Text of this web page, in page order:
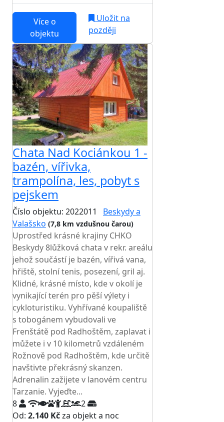
Více o
objektu
Uložit na
později
Chata Nad Kociánkou 1 -
bazén, vířivka,
trampolína, les, pobyt s
pejskem
Číslo objektu: 2022011
Beskydy a
Valašsko (7,8 km vzdušnou čarou)
Uprostřed krásné krajiny CHKO
Beskydy 8lůžková chata v rekr. areálu
jehož součástí je bazén, vířivá vana,
hřiště, stolní tenis, posezení, gril aj.
Klidné, krásné místo, kde v okolí je
vynikající terén pro pěší výlety i
cykloturistiku. Vyhřívané koupaliště
s tobogánem vybudovali ve
Frenštátě pod Radhoštěm, zaplavat i
můžete i v 10 kilometrů vzdáleném
Rožnově pod Radhoštěm, kde určitě
navštivte překrásný skanzen.
Adrenalin zažijete v lanovém centru
Tarzanie. Vyjeďte...
8
2
Od: 2.140 Kčza objekt a noc